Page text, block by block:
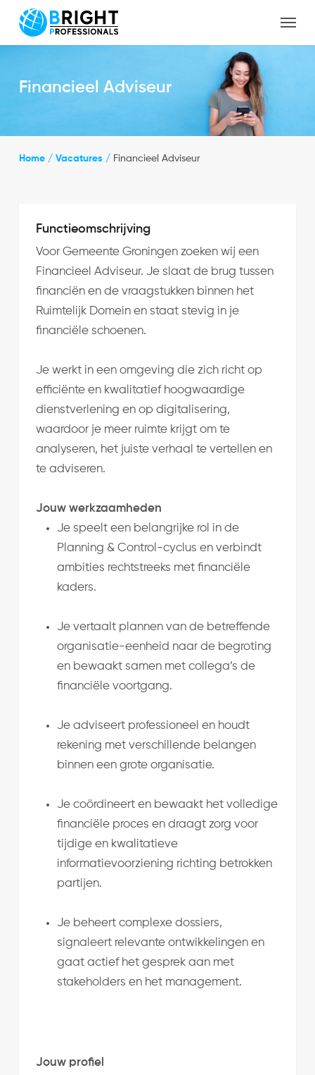
main
Menu
Financieel Adviseur
Home / Vacatures / Financieel Adviseur
Functieomschrijving
Voor Gemeente Groningen zoeken wij een
Financieel Adviseur. Je slaat de brug tussen
financiën en de vraagstukken binnen het
Ruimtelijk Domein en staat stevig in je
financiële schoenen.
Je werkt in een omgeving die zich richt op
efficiënte en kwalitatief hoogwaardige
dienstverlening en op digitalisering,
waardoor je meer ruimte krijgt om te
analyseren, het juiste verhaal te vertellen en
te adviseren.
Jouw werkzaamheden
Je speelt een belangrijke rol in de
Planning & Control-cyclus en verbindt
ambities rechtstreeks met financiële
kaders.
Je vertaalt plannen van de betreffende
organisatie-eenheid naar de begroting
en bewaakt samen met collega’s de
financiële voortgang.
Je adviseert professioneel en houdt
rekening met verschillende belangen
binnen een grote organisatie.
Je coördineert en bewaakt het volledige
financiële proces en draagt zorg voor
tijdige en kwalitatieve
informatievoorziening richting betrokken
partijen.
Je beheert complexe dossiers,
signaleert relevante ontwikkelingen en
gaat actief het gesprek aan met
stakeholders en het management.
Jouw profiel
Close